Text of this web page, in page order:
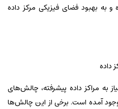
به بهبود فضای فیزیکی مرکز داده
داده
به مراکز داده پیشرفته، چالش‌های
آمده است. برخی از این چالش‌ها